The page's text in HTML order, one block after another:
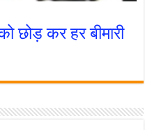
कर हर बीमारी